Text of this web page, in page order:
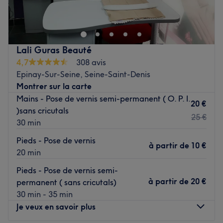
15e arrondissement. Profitez d'un moment rien qu'à vous
grâce à des soins sur mesure effectués avec
professionnalisme. Que ce soit pour une pause bien-être
rapide ou une journée de cocooning, le salon met l'accent
sur les soins et garantit une expérience mémorable.
Transports publics les plus proches
À seulement six minutes à pied du métro Boucicaut et à
sept minutes du métro Convention.
L’équipe
Forts de leur savoir-faire et de leur expérience, Élisa et
Stephan prennent soin de vous et vous bichonnent le
du visage et même d’une épilation.
Nos coups de cœur
L’atmosphère : vous entrez dans un lieu moderne et cosy,
Lali Guras Beauté
4,7
308 avis
Epinay-Sur-Seine, Seine-Saint-Denis
Montrer sur la carte
Mains - Pose de vernis semi-permanent ( O. P. I.
)sans cricutals
30 min
20 €
25 €
Pieds - Pose de vernis
20 min
à partir de 10 €
Pieds - Pose de vernis semi-
permanent ( sans cricutals)
30 min - 35 min
à partir de 20 €
Je veux en savoir plus